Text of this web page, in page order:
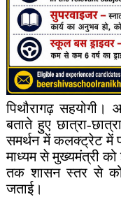
पिथौरागढ़ सहयोगी।
बताते हुुए छात्रा-
समर्थन में कलक्ट्रेट में
माध्यम से मुख्यमंत्री
तक शासन स्तर से
जताई।